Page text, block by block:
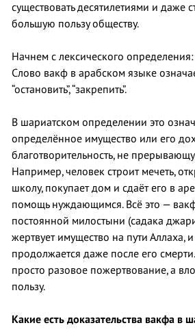
существовать десятилетиями и даже
большую пользу обществу.
Начнем с лексического
Слово вакф в арабском языке
“остановить”, “закрепить”.
В шариатском определении это
определённое имущество или его
благотворительность, не
Например, человек строит мечеть,
школу, покупает дом и сдаёт его в
помощь нуждающимся. Всё это —
постоянной милостыни (садака
жертвует имущество на пути Аллаха, и
продолжается даже после его
просто разовое пожертвование, а
пользу.
Какие есть доказательства вакфа в